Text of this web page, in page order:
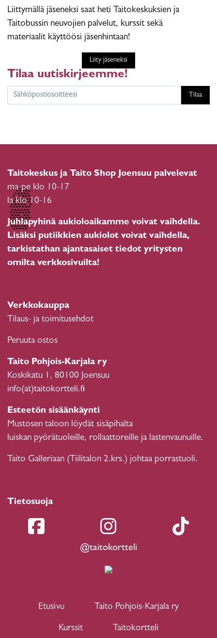
Liittymällä jäseneksi saat heti Taitokeskuksien ja
Taitobussin neuvojien palvelut, kurssit sekä
materiaalit käyttöösi jäsenhintaan!
Liity jäseneksi
Tilaa uutiskirjeemme!
Tilaa
Taitokeskus ja Taito Shop Joensuu palvelevat
ma-pe klo 10-17
la klo 10-16
Juhlapyhinä aukioloaikamme voivat vaihdella.
Lisäksi putiikkien aukiolot voivat vaihdella,
tarkistathan ajantasaiset tiedot yritysten
omilta verkkosivuilta!
Verkkokauppa
Tilaus- ja toimitusehdot
Peruuta ostos
Taito Pohjois-Karjala ry
Koskikatu 1, 80100 Joensuu
info(at)taitokortteli.fi
Esteetön sisäänkäynti
Mustosen taloon löydät sisäpihalta
luiskan pyörätuoleille, rollaattoreille ja lastenvaunuille.
Taito Galleriaan (Tiilitalon 2.krs.) johtaa porrastuoli.
Tietosuoja
@taitokortteli
Etusivu Taito Pohjois-Karjala ry
Kurssit Taitokortteli